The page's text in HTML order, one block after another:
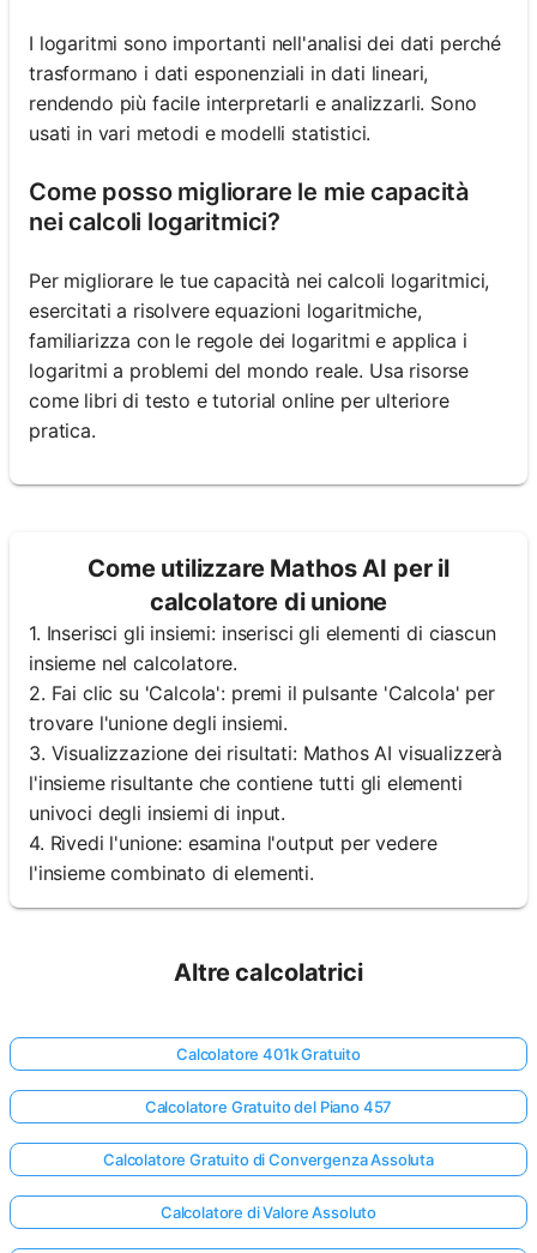
I logaritmi sono importanti nell'analisi dei dati perché
trasformano i dati esponenziali in dati lineari,
rendendo più facile interpretarli e analizzarli. Sono
usati in vari metodi e modelli statistici.
Come posso migliorare le mie capacità
nei calcoli logaritmici?
Per migliorare le tue capacità nei calcoli logaritmici,
esercitati a risolvere equazioni logaritmiche,
familiarizza con le regole dei logaritmi e applica i
logaritmi a problemi del mondo reale. Usa risorse
come libri di testo e tutorial online per ulteriore
pratica.
Come utilizzare Mathos AI per il
calcolatore di unione
1. Inserisci gli insiemi: inserisci gli elementi di ciascun
insieme nel calcolatore.
2. Fai clic su 'Calcola': premi il pulsante 'Calcola' per
trovare l'unione degli insiemi.
3. Visualizzazione dei risultati: Mathos AI visualizzerà
l'insieme risultante che contiene tutti gli elementi
univoci degli insiemi di input.
4. Rivedi l'unione: esamina l'output per vedere
l'insieme combinato di elementi.
Altre calcolatrici
Calcolatore 401k Gratuito
Calcolatore Gratuito del Piano 457
Calcolatore Gratuito di Convergenza Assoluta
Calcolatore di Valore Assoluto